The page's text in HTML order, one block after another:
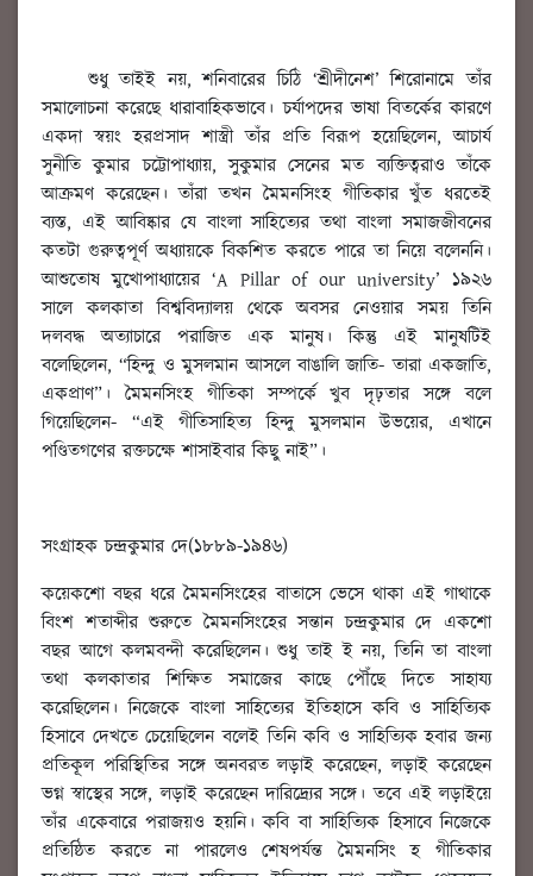
শুধু তাইই নয়, শনিবারের চিঠি ‘শ্রীদীনেশ’ শিরোনামে তাঁর
সমালোচনা করেছে ধারাবাহিকভাবে। চর্যাপদের ভাষা বিতর্কের কারণে
একদা স্বয়ং হরপ্রসাদ শাস্ত্রী তাঁর প্রতি বিরূপ হয়েছিলেন, আচার্য
সুনীতি কুমার চট্টোপাধ্যায়, সুকুমার সেনের মত ব্যক্তিত্বরাও তাঁকে
আক্রমণ করেছেন। তাঁরা তখন মৈমনসিংহ গীতিকার খুঁত ধরতেই
ব্যস্ত, এই আবিষ্কার যে বাংলা সাহিত্যের তথা বাংলা সমাজজীবনের
কতটা গুরুত্বপূর্ণ অধ্যায়কে বিকশিত করতে পারে তা নিয়ে বলেননি।
আশুতোষ মুখোপাধ্যায়ের ‘A Pillar of our university’ ১৯২৬
সালে কলকাতা বিশ্ববিদ্যালয় থেকে অবসর নেওয়ার সময় তিনি
দলবদ্ধ অত্যাচারে পরাজিত এক মানুষ। কিন্তু এই মানুষটিই
বলেছিলেন, “হিন্দু ও মুসলমান আসলে বাঙালি জাতি- তারা একজাতি,
একপ্রাণ”। মৈমনসিংহ গীতিকা সম্পর্কে খুব দৃঢ়তার সঙ্গে বলে
গিয়েছিলেন- “এই গীতিসাহিত্য হিন্দু মুসলমান উভয়ের, এখানে
পণ্ডিতগণের রক্তচক্ষে শাসাইবার কিছু নাই”।
সংগ্রাহক চন্দ্রকুমার দে(১৮৮৯-১৯৪৬)
কয়েকশো বছর ধরে মৈমনসিংহের বাতাসে ভেসে থাকা এই গাথাকে
বিংশ শতাব্দীর শুরুতে মৈমনসিংহের সন্তান চন্দ্রকুমার দে একশো
বছর আগে কলমবন্দী করেছিলেন। শুধু তাই ই নয়, তিনি তা বাংলা
তথা কলকাতার শিক্ষিত সমাজের কাছে পৌঁছে দিতে সাহায্য
করেছিলেন। নিজেকে বাংলা সাহিত্যের ইতিহাসে কবি ও সাহিত্যিক
হিসাবে দেখতে চেয়েছিলেন বলেই তিনি কবি ও সাহিত্যিক হবার জন্য
প্রতিকূল পরিস্থিতির সঙ্গে অনবরত লড়াই করেছেন, লড়াই করেছেন
ভগ্ন স্বাস্থের সঙ্গে, লড়াই করেছেন দারিদ্র্যের সঙ্গে। তবে এই লড়াইয়ে
তাঁর একেবারে পরাজয়ও হয়নি। কবি বা সাহিত্যিক হিসাবে নিজেকে
প্রতিষ্ঠিত করতে না পারলেও শেষপর্যন্ত মৈমনসিং হ গীতিকার